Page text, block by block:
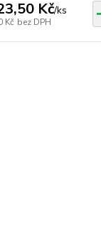
Kč/ks
Kč bez DPH